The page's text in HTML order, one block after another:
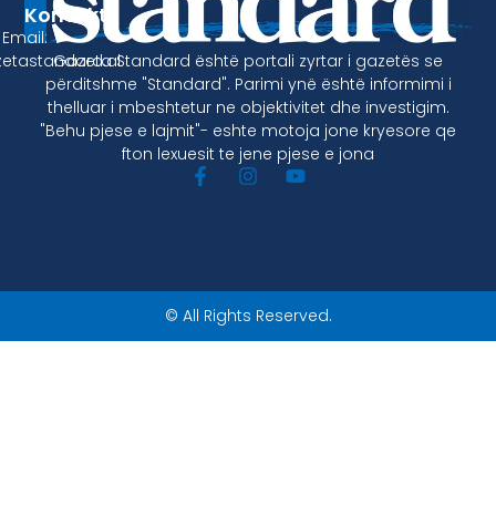
Gazeta Standard është portali zyrtar i gazetës se
përditshme "Standard". Parimi ynë është informimi i
thelluar i mbeshtetur ne objektivitet dhe investigim.
"Behu pjese e lajmit"- eshte motoja jone kryesore qe
fton lexuesit te jene pjese e jona
Kontakt
Email:
© All Rights Reserved.